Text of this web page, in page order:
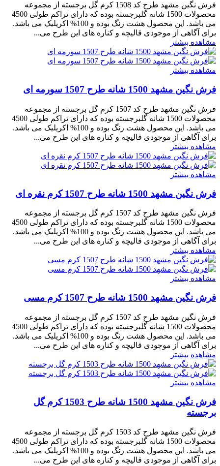
فرش نگین مشهد طرح کد 1508 کرم گل برجسته از مجموعه
محصولات 1500 شانه گلبرجسته بوده که دارای تراکم طولی 4500
می باشد. این محصول هشت رنگ بوده و 100% اکریلیک می باشد.
برای آگاهی از موجودی قالیچه و کناره های این طرح می...
مشاهده بیشتر
مشاهده بیشتر
فرش نگین مشهد 1500 شانه طرح 1507 سورمه ای
فرش نگین مشهد طرح کد 1507 کرم گل برجسته از مجموعه
محصولات 1500 شانه گلبرجسته بوده که دارای تراکم طولی 4500
می باشد. این محصول هشت رنگ بوده و 100% اکریلیک می باشد.
برای آگاهی از موجودی قالیچه و کناره های این طرح می...
مشاهده بیشتر
مشاهده بیشتر
فرش نگین مشهد 1500 شانه طرح 1507 کرم نقره ای
فرش نگین مشهد طرح کد 1507 کرم گل برجسته از مجموعه
محصولات 1500 شانه گلبرجسته بوده که دارای تراکم طولی 4500
می باشد. این محصول هشت رنگ بوده و 100% اکریلیک می باشد.
برای آگاهی از موجودی قالیچه و کناره های این طرح می...
مشاهده بیشتر
مشاهده بیشتر
فرش نگین مشهد 1500 شانه طرح 1507 کرم مسی
فرش نگین مشهد طرح کد 1507 کرم گل برجسته از مجموعه
محصولات 1500 شانه گلبرجسته بوده که دارای تراکم طولی 4500
می باشد. این محصول هشت رنگ بوده و 100% اکریلیک می باشد.
برای آگاهی از موجودی قالیچه و کناره های این طرح می...
مشاهده بیشتر
مشاهده بیشتر
فرش نگین مشهد 1500 شانه طرح 1503 کرم گل
برجسته
فرش نگین مشهد طرح کد 1503 کرم گل برجسته از مجموعه
محصولات 1500 شانه گلبرجسته بوده که دارای تراکم طولی 4500
می باشد. این محصول هشت رنگ بوده و 100% اکریلیک می باشد.
برای آگاهی از موجودی قالیچه و کناره های این طرح می...